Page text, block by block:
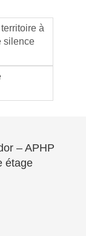
à
silence
– APHP
étage